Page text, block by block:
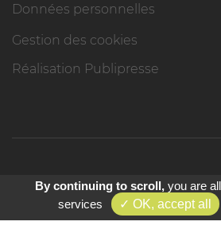
Données personnelles
Gestion des cookies
Réalisation Publipresse
CONTACTEZ-
By continuing to scroll,you are
services
✓ OK, accept all